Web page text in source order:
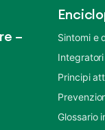
–
Sintomi e
Principi
Glossario